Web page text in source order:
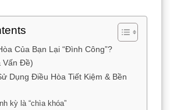
Của Bạn Lại “Đình Công”?
Vấn Đề)
Dụng Điều Hòa Tiết Kiệm & Bền
kỳ là “chìa khóa”